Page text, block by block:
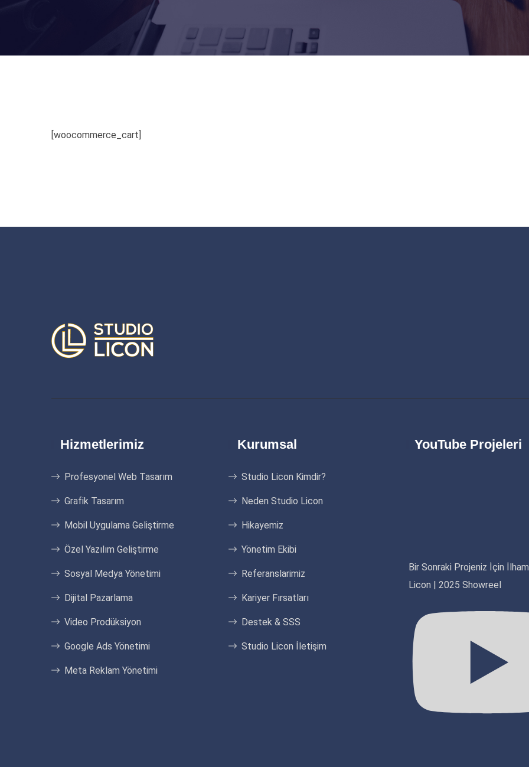
[woocommerce_cart]
Hizmetlerimiz
Profesyonel Web Tasarım
Grafik Tasarım
Mobil Uygulama Geliştirme
Özel Yazılım Geliştirme
Sosyal Medya Yönetimi
Dijital Pazarlama
Video Prodüksiyon
Google Ads Yönetimi
Meta Reklam Yönetimi
Kurumsal
Studio Licon Kimdir?
Neden Studio Licon
Hikayemiz
Yönetim Ekibi
Referanslarimiz
Kariyer Fırsatları
Destek & SSS
Studio Licon İletişim
YouTube Projeleri
Bir Sonraki Projeniz İçin
Licon | 2025 Showreel